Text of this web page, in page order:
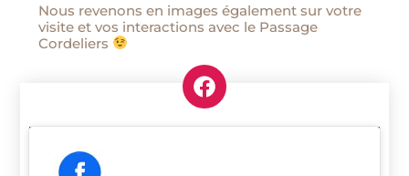
Nous revenons en images également sur votre
visite et vos interactions avec le Passage
Cordeliers